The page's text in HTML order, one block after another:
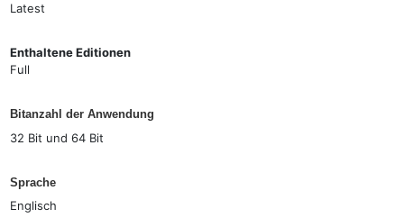
Latest
Enthaltene Editionen
Full
Bitanzahl der Anwendung
32 Bit und 64 Bit
Sprache
Englisch